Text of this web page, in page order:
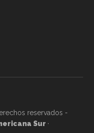
reservados -
Sur ·